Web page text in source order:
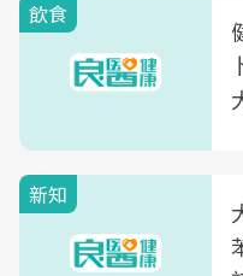
飲食
新知